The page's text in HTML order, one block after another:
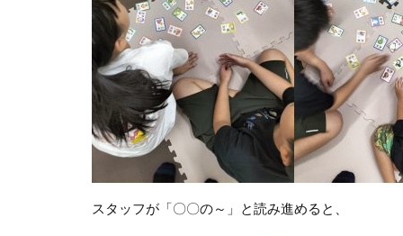
スタッフが「〇〇の～」と読み進めると、